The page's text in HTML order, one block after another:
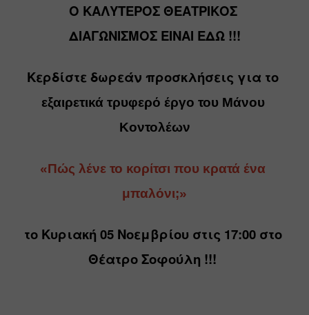
Ο ΚΑΛΥΤΕΡΟΣ ΘΕΑΤΡΙΚΟΣ
ΔΙΑΓΩΝΙΣΜΟΣ ΕΙΝΑΙ ΕΔΩ !!!
εξαιρετικά τρυφερό έργο του Μάνου
Κοντολέων
«Πώς λένε το κορίτσι που κρατά ένα
μπαλόνι;»
το Κυριακή 05 Νοεμβρίου στις 17:00 στο
Θέατρο Σοφούλη !!!